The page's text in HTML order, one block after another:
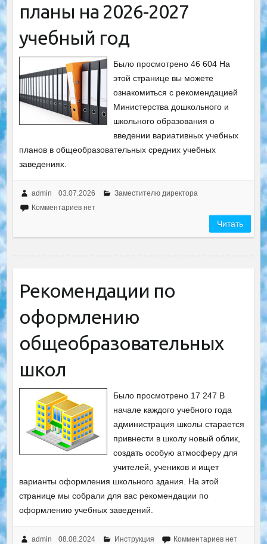
планы на 2026-2027
учебный год
Было просмотрено 46 604 На
этой странице вы можете
ознакомиться с рекомендацией
Министерства дошкольного и
школьного образования о
введении вариативных учебных
планов в общеобразовательных средних учебных
заведениях.
admin 03.07.2026
Заместителю директора
Комментариев нет
Читать
Рекомендации по
оформлению
общеобразовательных
школ
Было просмотрено 17 247 В
начале каждого учебного года
администрация школы старается
привнести в школу новый облик,
создать особую атмосферу для
учителей, учеников и ищет
варианты оформления школьного здания. На этой
странице мы собрали для вас рекомендации по
оформлению учебных заведений.
admin 08.08.2024 Инструкция Комментариев нет